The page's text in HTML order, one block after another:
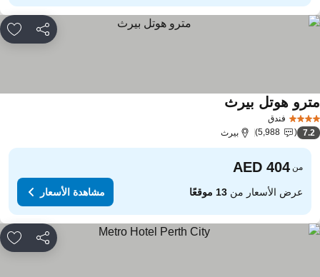
مشاركة
فندق
هوتل بيرثمشاهدة الأسعار
7.2
5,988 بيرث
من
عرض الأسعار من13 موقعًا مشاهدة الأسعار
مشاركة